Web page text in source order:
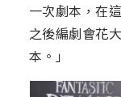
一次劇本，在
之後編劇會花
本。」